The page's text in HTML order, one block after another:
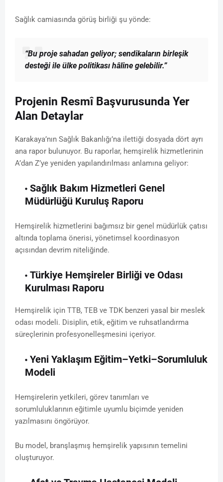
Sağlık camiasında görüş birliği şu yönde:
“Bu proje sahadan geliyor; sendikaların birleşik
desteği ile ülke politikası hâline gelebilir.”
Projenin Resmî Başvurusunda Yer
Alan Detaylar
Karakaya’nın Sağlık Bakanlığı’na ilettiği dosyada dört ayrı
ana rapor bulunuyor. Bu raporlar, hemşirelik hizmetlerinin
A’dan Z’ye yeniden yapılandırılması anlamına geliyor:
Sağlık Bakım Hizmetleri Genel
Müdürlüğü Kuruluş Raporu
Hemşirelik hizmetlerini bağımsız bir genel müdürlük çatısı
altında toplama önerisi, yönetimsel koordinasyon
açısından devrim niteliğinde.
Türkiye Hemşireler Birliği ve Odası
Kurulması Raporu
Hemşirelik için TTB, TEB ve TDK benzeri yasal bir meslek
odası modeli. Disiplin, etik, eğitim ve ruhsatlandırma
süreçlerinin profesyonelleşmesini içeriyor.
Yeni Yaklaşım Eğitim–Yetki–Sorumluluk
Modeli
Hemşirelerin yetkileri, görev tanımları ve
sorumluluklarının eğitimle uyumlu biçimde yeniden
yazılmasını öngörüyor.
Bu model, branşlaşmış hemşirelik yapısının temelini
oluşturuyor.